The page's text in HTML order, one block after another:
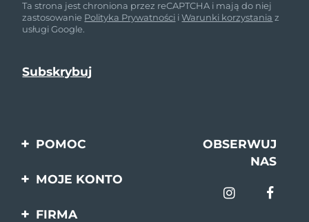
Ta strona jest chroniona przez reCAPTCHA i mają do niej
zastosowanie Polityka Prywatności iWarunki korzystania z
usługi Google.
POMOC
Kontakt
OBSERWUJ
NAS
MOJE KONTO
FIRMA